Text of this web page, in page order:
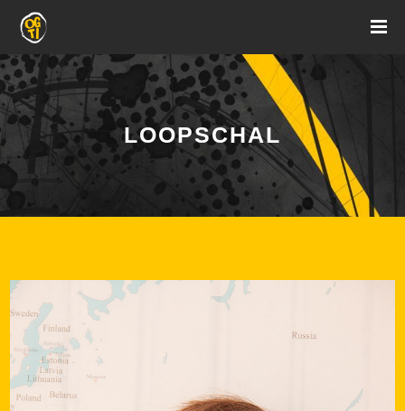
LOOPSCHAL